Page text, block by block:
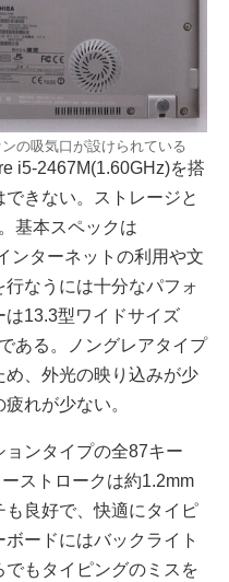
の吸気口が設けられている
i5-2467M(1.60GHz)を搭
きない。ストレージと
基本スペックは
ンターネットの利用や文
なうには十分なパフォ
13.3型ワイドサイズ
ある。ノングレアタイプ
、外光の映り込みが少
れが少ない。
ンタイプの全87キー
ストロークは約1.2mm
も良好で、快適にタイピ
ードにはバックライト
もタイピングのミスを